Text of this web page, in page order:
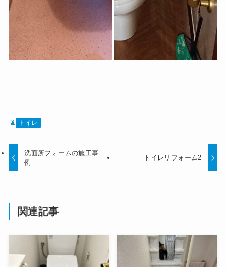
トイレ
洗面所フォームの施工事
例
トイレリフォーム2
関連記事